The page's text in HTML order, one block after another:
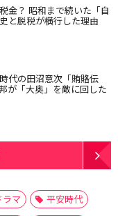
金？ 昭和まで続いた「自
と脱税が横行した理由
代の田沼意次「賄賂伝
が「大奥」を敵に回した
マ
平安時代